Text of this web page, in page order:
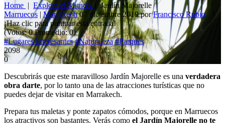
Home | Explora el Mundo |Jardín Majorelle
Marruecos |Marrakech 07 diciembre 2019porFrancisco Rubio
¡Haz clic para puntuar esta entrada!
(Votos:0Promedio:0)
#Lugares Interesantes #Naturaleza #Parques
2098
0
Descubrirás que este maravilloso Jardín Majorelle es una verdadera
obra darte, por lo tanto una de las atracciones turísticas que no
puedes dejar de visitar en Marrakech.
Prepara tus maletas y ponte zapatos cómodos, porque en Marruecos
los atractivos son bastantes. Verás como el Jardín Majorelle no te